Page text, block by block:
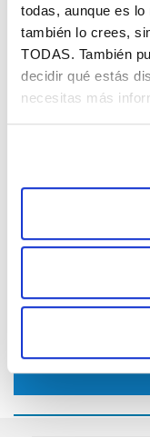
todas, aunque es
también lo crees,
TODAS. También
decidir qué estás
necesitas más
profesionalidad de
nivel 2,
estar matriculados
escolar) y destinan
la formación.
EN
TU